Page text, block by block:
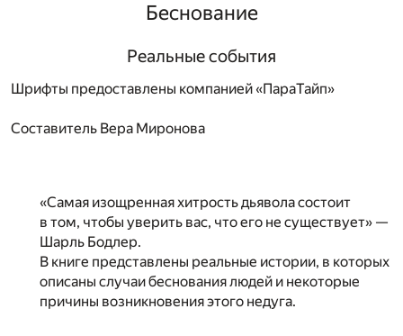
Беснование
Реальные события
Шрифты предоставлены компанией «ПараТайп»
Составитель Вера Миронова
«Самая изощренная хитрость дьявола состоит
в том, чтобы уверить вас, что его не существует» —
Шарль Бодлер.
В книге представлены реальные истории, в которых
описаны случаи беснования людей и некоторые
причины возникновения этого недуга.